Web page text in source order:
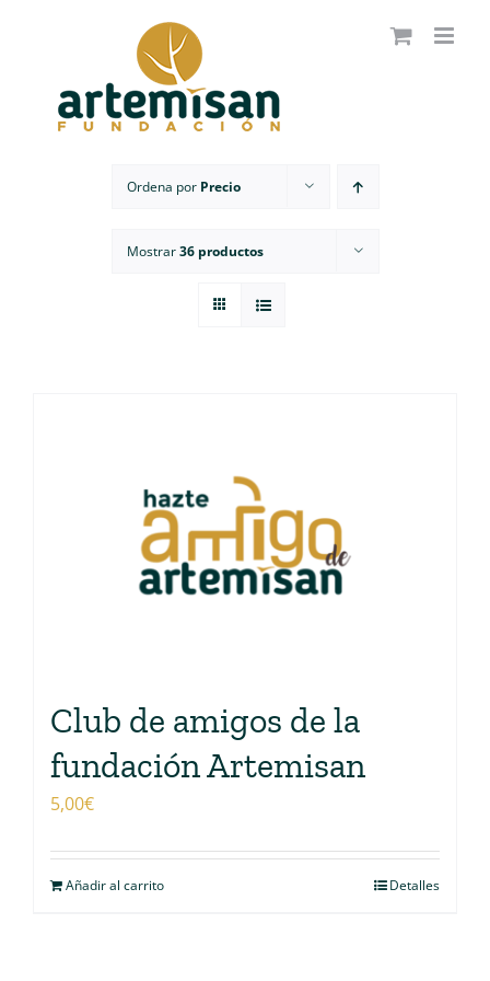
Ordena por Precio
Mostrar36 productos
Club de amigos de la
fundación Artemisan
5,00€
Añadir al carrito Detalles